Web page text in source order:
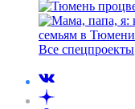
Все спецпроекты